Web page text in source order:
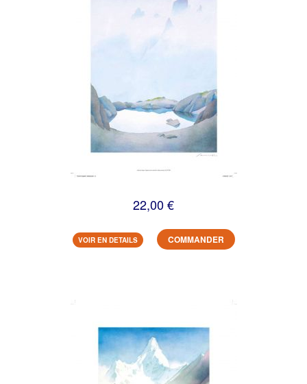
22,00 €
VOIR EN DETAILS COMMANDER